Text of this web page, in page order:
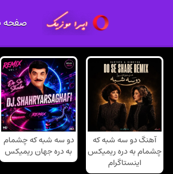
آهنگ دو سه شبه که
چشمام به دره ریمیکس
اینستاگرام
دو سه شبه که چشمام
به دره جهان ریمیکس